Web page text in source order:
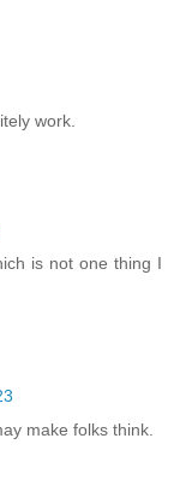
work.
is not one thing I
make folks think.